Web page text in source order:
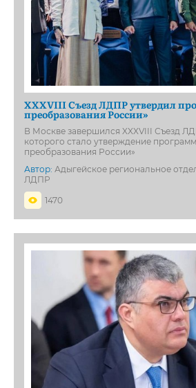
XXXVIII Съезд ЛДПР утвердил
преобразования России»
В Москве завершился XXXVIII Съезд
которого стало утверждение
преобразования России»
Автор: Адыгейское региональное
ЛДПР
1470